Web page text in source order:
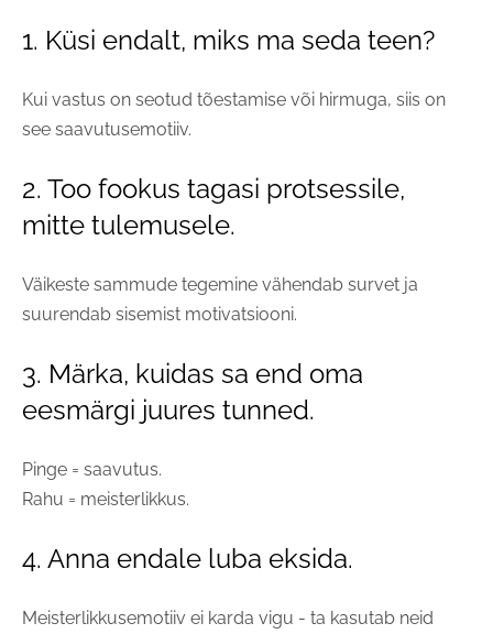
1. Küsi endalt, miks ma seda teen?
Kui vastus on seotud tõestamise või hirmuga, siis on
see saavutusemotiiv.
2. Too fookus tagasi protsessile,
mitte tulemusele.
Väikeste sammude tegemine vähendab survet ja
suurendab sisemist motivatsiooni.
3. Märka, kuidas sa end oma
eesmärgi juures tunned.
Pinge = saavutus.
Rahu = meisterlikkus.
4. Anna endale luba eksida.
Meisterlikkusemotiiv ei karda vigu - ta kasutab neid